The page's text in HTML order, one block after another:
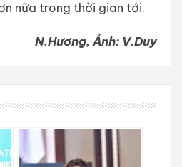
nữa trong thời gian tới.
N.Hương, Ảnh: V.Duy